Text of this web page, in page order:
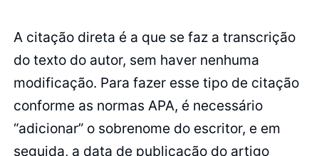
A citação direta é a que se faz a transcrição
do texto do autor, sem haver nenhuma
modificação. Para fazer esse tipo de citação
conforme as normas APA, é necessário
“adicionar” o sobrenome do escritor, e em
seguida, a data de publicação do artigo